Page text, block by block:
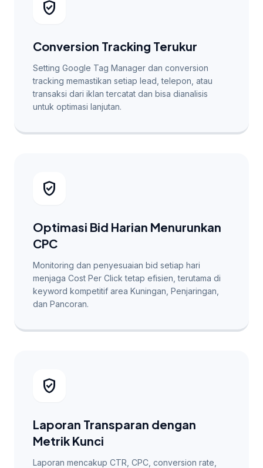
verified_user
Conversion Tracking Terukur
Setting Google Tag Manager dan conversion
tracking memastikan setiap lead, telepon, atau
transaksi dari iklan tercatat dan bisa dianalisis
untuk optimasi lanjutan.
verified_user
Optimasi Bid Harian Menurunkan
CPC
Monitoring dan penyesuaian bid setiap hari
menjaga Cost Per Click tetap efisien, terutama di
keyword kompetitif area Kuningan, Penjaringan,
dan Pancoran.
verified_user
Laporan Transparan dengan
Metrik Kunci
Laporan mencakup CTR, CPC, conversion rate,